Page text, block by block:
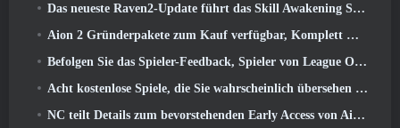
Das neueste Raven2-Update führt das Skill Awakening System ein, Geben Sie den Spielern mehr Möglichkeiten, ihre Fähigkeiten zu verbessern
Aion 2 Gründerpakete zum Kauf verfügbar, Komplett mit fünf Tagen Early Access
Befolgen Sie das Spieler-Feedback, Spieler von League Of Legends Classic müssen nicht für klassische Skins bezahlen
Acht kostenlose Spiele, die Sie wahrscheinlich übersehen haben und die Teil von Steams Train Fest sind
NC teilt Details zum bevorstehenden Early Access von Aion 2 mit